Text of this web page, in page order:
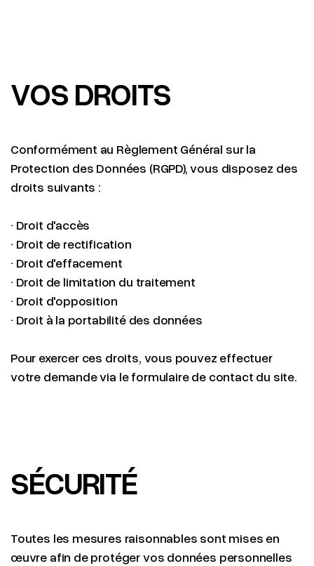
VOS DROITS
Conformément au Règlement Général sur la
Protection des Données (RGPD), vous disposez des
droits suivants :
· Droit d'accès
· Droit de rectification
· Droit d'effacement
· Droit de limitation du traitement
· Droit d'opposition
· Droit à la portabilité des données
Pour exercer ces droits, vous pouvez effectuer
votre demande via le formulaire de contact du site.
SÉCURITÉ
Toutes les mesures raisonnables sont mises en
œuvre afin de protéger vos données personnelles